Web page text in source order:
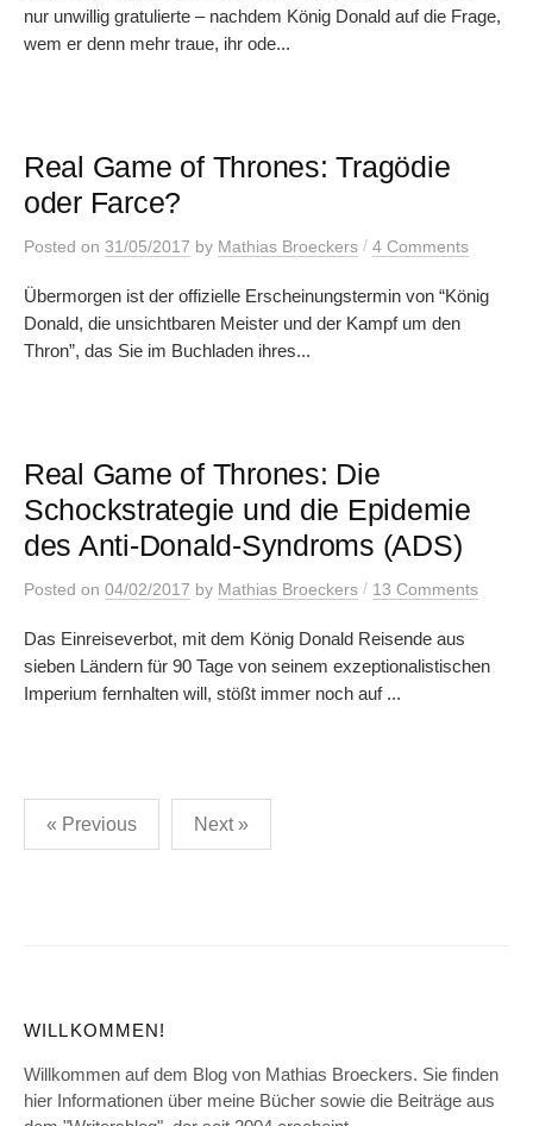
nur unwillig gratulierte – nachdem König Donald auf die Frage,
wem er denn mehr traue, ihr ode...
Real Game of Thrones: Tragödie
oder Farce?
Posted on 31/05/2017 by Mathias Broeckers / 4 Comments
Übermorgen ist der offizielle Erscheinungstermin von “König
Donald, die unsichtbaren Meister und der Kampf um den
Thron”, das Sie im Buchladen ihres...
Real Game of Thrones: Die
Schockstrategie und die Epidemie
des Anti-Donald-Syndroms (ADS)
Posted on 04/02/2017 by Mathias Broeckers / 13 Comments
Das Einreiseverbot, mit dem König Donald Reisende aus
sieben Ländern für 90 Tage von seinem exzeptionalistischen
Imperium fernhalten will, stößt immer noch auf ...
Posts
pagination
« Previous Next »
WILLKOMMEN!
Willkommen auf dem Blog von Mathias Broeckers. Sie finden
hier Informationen über meine Bücher sowie die Beiträge aus